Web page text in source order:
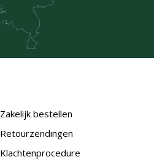
Zakelijk bestellen
Retourzendingen
Klachtenprocedure